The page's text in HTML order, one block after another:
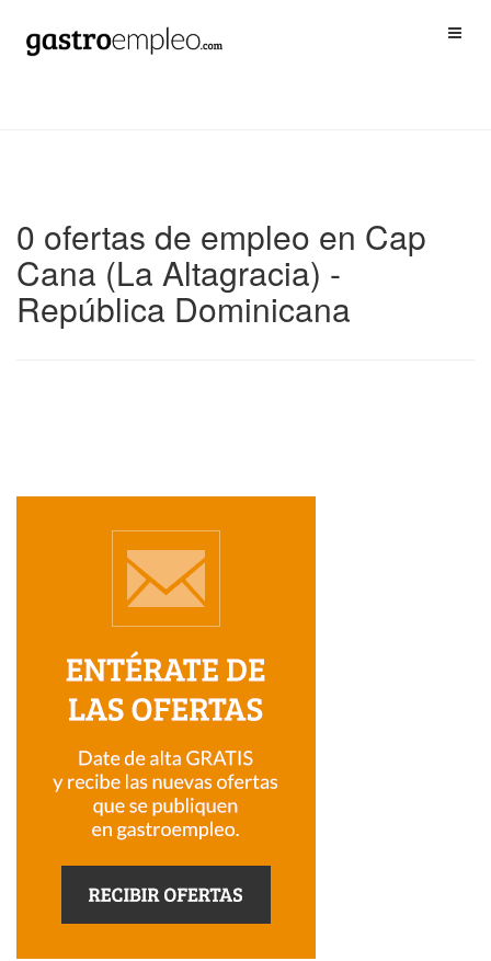
0 ofertas de empleo en Cap
Cana (La Altagracia) -
República Dominicana